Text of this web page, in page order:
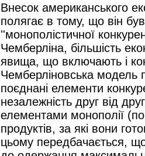
Внесок американського
полягає в тому, що він
''монополістичної
Чемберліна, більшість
явища, що включають і
Чемберліновська модель
поєднані елементи
незалежність друг від
елементами монополії
продуктів, за які вони
цьому передбачається,